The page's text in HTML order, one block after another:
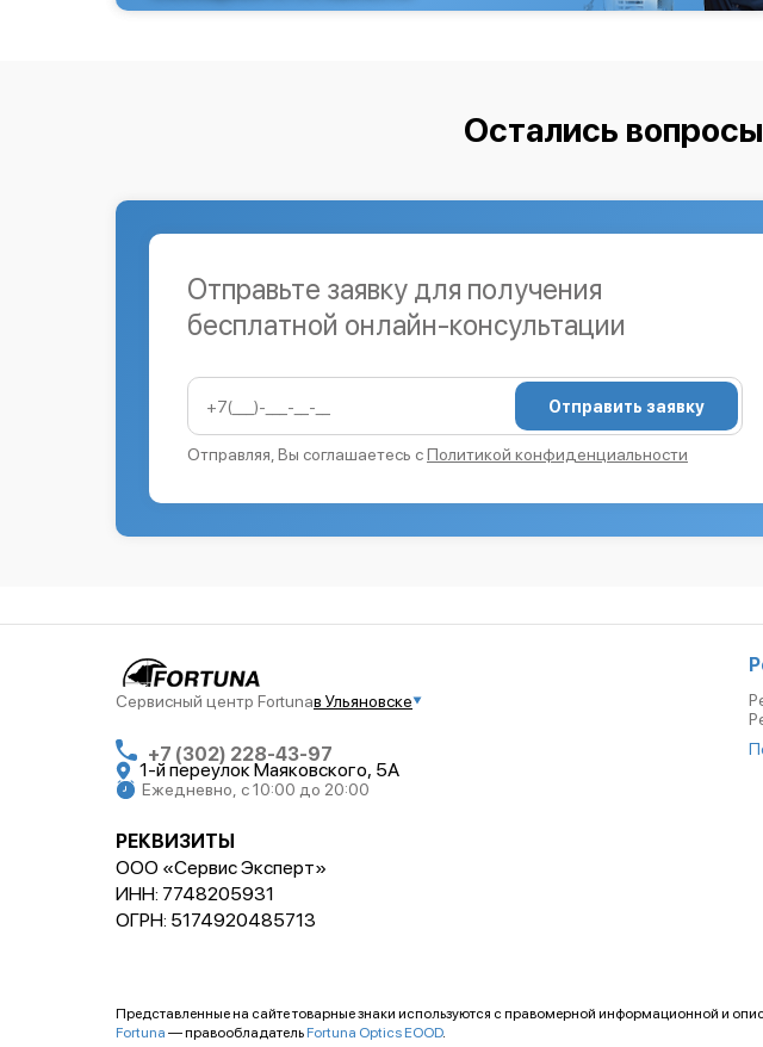
Остались
Отправьте заявку для получения
бесплатной онлайн-консультации
Отправить заявку
Отправляя, Вы соглашаетесь сПолитикой конфиденциальности
Сервисный центр Fortunaв Ульяновске
+7 (302) 228-43-97
1-й переулок Маяковского, 5А
Ежедневно, с 10:00 до 20:00
РЕКВИЗИТЫ
ООО «Сервис Эксперт»
ИНН: 7748205931
ОГРН: 5174920485713
Представленные на сайте товарные знаки используются с правомерной информационной и
Fortuna — правообладатель Fortuna Optics EOOD.